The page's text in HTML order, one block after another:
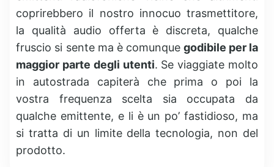
coprirebbero il nostro innocuo trasmettitore,
la qualità audio offerta è discreta, qualche
fruscio si sente ma è comunque godibile per la
maggior parte degli utenti. Se viaggiate molto
in autostrada capiterà che prima o poi la
vostra frequenza scelta sia occupata da
qualche emittente, e li è un po’ fastidioso, ma
si tratta di un limite della tecnologia, non del
prodotto.